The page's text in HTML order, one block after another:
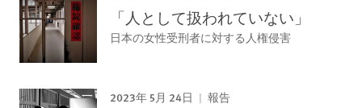
「人として扱われていない」
日本の女性受刑者に対する人権侵害
2023年 5月 24日 報告